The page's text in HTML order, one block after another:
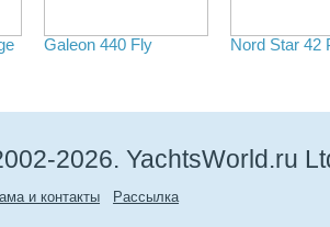
Galeon 440 Fly Nord Star 42
2026. YachtsWorld.ru
и контакты Рассылка